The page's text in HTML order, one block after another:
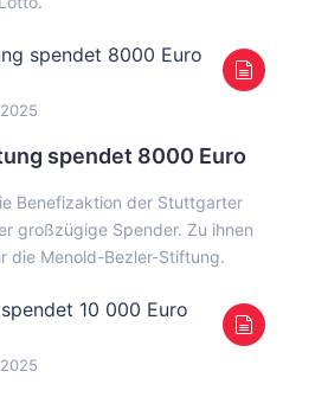
spendet 8000 Euro
Benefizaktion der Stuttgarter
großzügige Spender. Zu ihnen
die Menold-Bezler-Stiftung.